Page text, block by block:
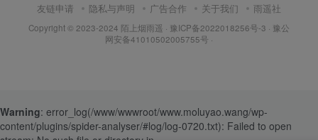
友链申请 隐私与声明 广告合作 关于我们 雨遥社
Copyright © 2023-2024 陌上烟雨遥 · 豫ICP备2022018256号-3 · 豫公
网安备41010502005755号 ·
Warning: error_log(/www/wwwroot/www.moluyao.wang/wp-
content/plugins/spider-analyser/#log/log-0720.txt): Failed to open